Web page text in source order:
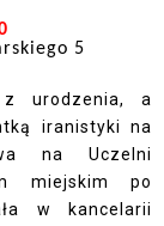
5
z urodzenia, a
iranistyki na
na Uczelni
miejskim po
w kancelarii